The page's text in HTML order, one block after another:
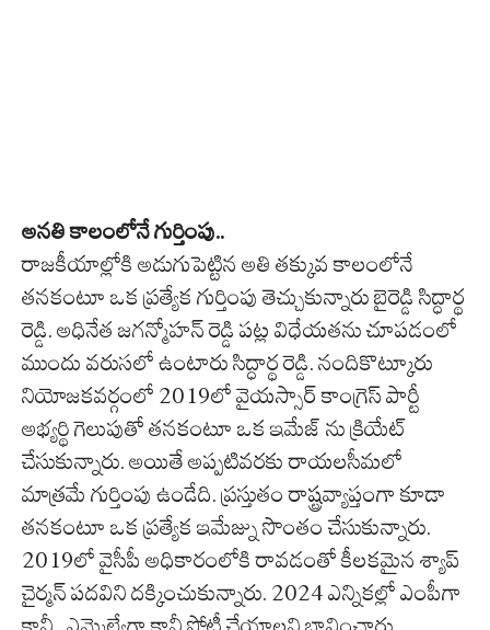
అనతి కాలంలోనే గుర్తింపు..
రాజకీయాల్లోకి అడుగుపెట్టిన అతి తక్కువ కాలంలోనే
తనకంటూ ఒక ప్రత్యేక గుర్తింపు తెచ్చుకున్నారు బైరెడ్డి సిద్ధార్థ
రెడ్డి. అధినేత జగన్మోహన్ రెడ్డి పట్ల విధేయతను చూపడంలో
ముందు వరుసలో ఉంటారు సిద్ధార్థ రెడ్డి. నందికొట్కూరు
నియోజకవర్గంలో 2019లో వైయస్సార్ కాంగ్రెస్ పార్టీ
అభ్యర్థి గెలుపుతో తనకంటూ ఒక ఇమేజ్ ను క్రియేట్
చేసుకున్నారు. అయితే అప్పటివరకు రాయలసీమలో
మాత్రమే గుర్తింపు ఉండేది. ప్రస్తుతం రాష్ట్రవ్యాప్తంగా కూడా
తనకంటూ ఒక ప్రత్యేక ఇమేజ్ను సొంతం చేసుకున్నారు.
2019లో వైసీపీ అధికారంలోకి రావడంతో కీలకమైన శ్యాప్
చైర్మన్ పదవిని దక్కించుకున్నారు. 2024 ఎన్నికల్లో ఎంపీగా